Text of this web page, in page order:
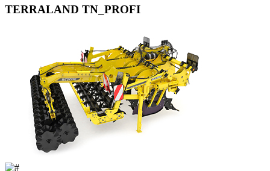
TERRALAND TN_PROFI